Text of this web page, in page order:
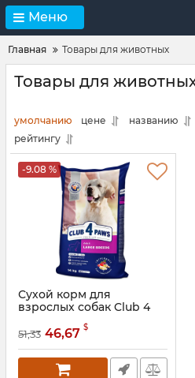
Меню
Главная Товары для животных
Товары для
умолчанию цене
названию
рейтингу
-9.08 %
Сухой корм для
взрослых собак Club 4
paws для крупных пород
Артикул: mnc573
51,33 46,67 $